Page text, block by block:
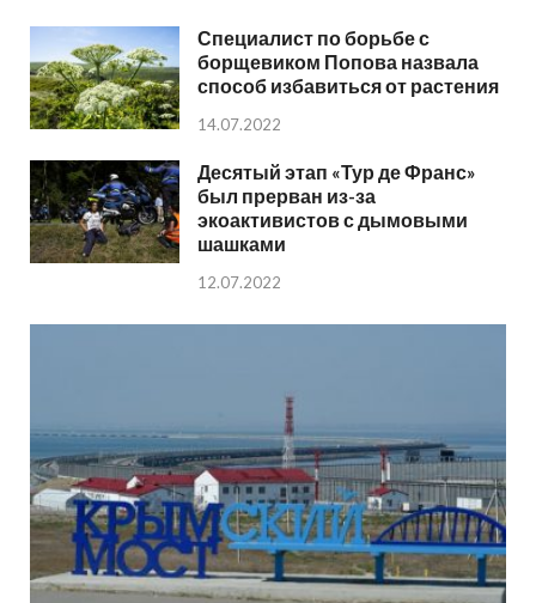
Специалист по борьбе с
борщевиком Попова назвала
способ избавиться от растения
14.07.2022
Десятый этап «Тур де Франс»
был прерван из-за
экоактивистов с дымовыми
шашками
12.07.2022